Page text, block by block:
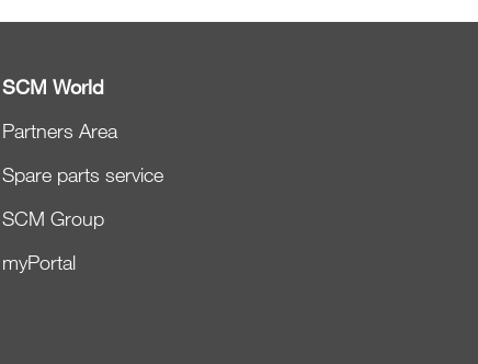
SCM World
Partners Area
Spare parts service
SCM Group
myPortal